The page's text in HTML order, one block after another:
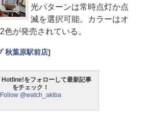
光パターンは常時点灯か点
滅を選択可能。カラーはオ
が発売されている。
秋葉原駅前店]
をフォローして最新記事
をチェック！
Follow @watch_akiba